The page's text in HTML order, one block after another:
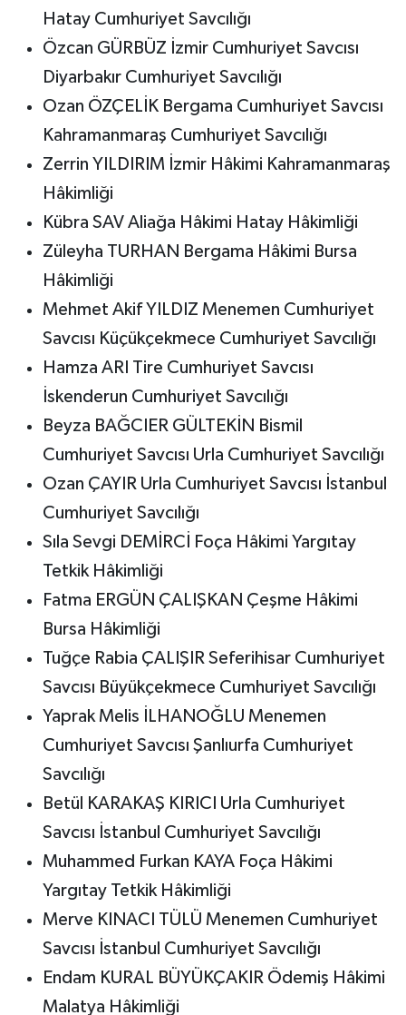
Hatay Cumhuriyet Savcılığı
Özcan GÜRBÜZ İzmir Cumhuriyet Savcısı
Diyarbakır Cumhuriyet Savcılığı
Ozan ÖZÇELİK Bergama Cumhuriyet Savcısı
Kahramanmaraş Cumhuriyet Savcılığı
Zerrin YILDIRIM İzmir Hâkimi Kahramanmaraş
Hâkimliği
Kübra SAV Aliağa Hâkimi Hatay Hâkimliği
Züleyha TURHAN Bergama Hâkimi Bursa
Hâkimliği
Mehmet Akif YILDIZ Menemen Cumhuriyet
Savcısı Küçükçekmece Cumhuriyet Savcılığı
Hamza ARI Tire Cumhuriyet Savcısı
İskenderun Cumhuriyet Savcılığı
Beyza BAĞCIER GÜLTEKİN Bismil
Cumhuriyet Savcısı Urla Cumhuriyet Savcılığı
Ozan ÇAYIR Urla Cumhuriyet Savcısı İstanbul
Cumhuriyet Savcılığı
Sıla Sevgi DEMİRCİ Foça Hâkimi Yargıtay
Tetkik Hâkimliği
Fatma ERGÜN ÇALIŞKAN Çeşme Hâkimi
Bursa Hâkimliği
Tuğçe Rabia ÇALIŞIR Seferihisar Cumhuriyet
Savcısı Büyükçekmece Cumhuriyet Savcılığı
Yaprak Melis İLHANOĞLU Menemen
Cumhuriyet Savcısı Şanlıurfa Cumhuriyet
Savcılığı
Betül KARAKAŞ KIRICI Urla Cumhuriyet
Savcısı İstanbul Cumhuriyet Savcılığı
Muhammed Furkan KAYA Foça Hâkimi
Yargıtay Tetkik Hâkimliği
Merve KINACI TÜLÜ Menemen Cumhuriyet
Savcısı İstanbul Cumhuriyet Savcılığı
Endam KURAL BÜYÜKÇAKIR Ödemiş Hâkimi
Malatya Hâkimliği